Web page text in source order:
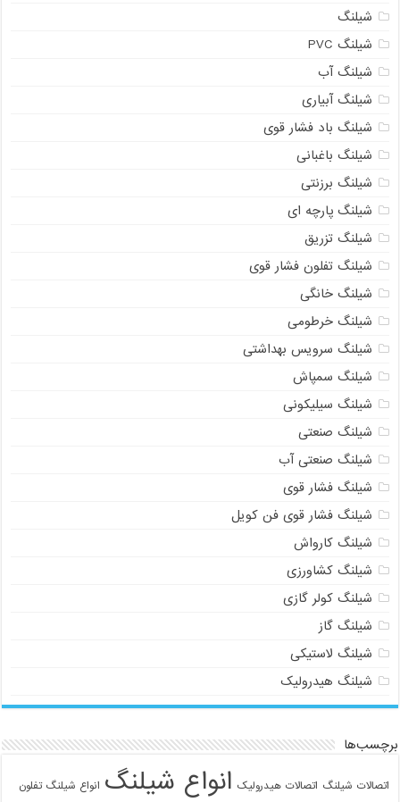
شیلنگ
شیلنگ PVC
شیلنگ آب
شیلنگ آبیاری
شیلنگ باد فشار قوی
شیلنگ باغبانی
شیلنگ برزنتی
شیلنگ پارچه‌ ای
شیلنگ تزریق
شیلنگ تفلون فشار قوی
شیلنگ خانگی
شیلنگ خرطومی
شیلنگ سرویس بهداشتی
شیلنگ سمپاش
شیلنگ سیلیکونی
شیلنگ صنعتی
شیلنگ صنعتی آب
شیلنگ فشار قوی
شیلنگ فشار قوی فن کویل
شیلنگ کارواش
شیلنگ کشاورزی
شیلنگ کولر گازی
شیلنگ گاز
شیلنگ لاستیکی
شیلنگ هیدرولیک
برچسب‌ها
اتصالات شیلنگ اتصالات هیدرولیک انواع شیلنگ انواع شیلنگ تفلون